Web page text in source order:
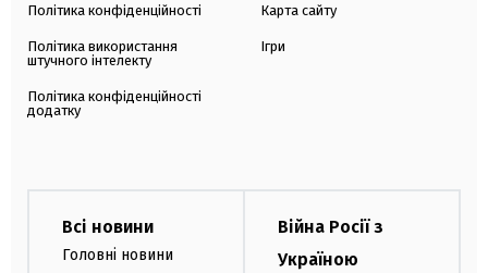
Політика конфіденційності
Політика використання
штучного інтелекту
Політика конфіденційності
додатку
Карта сайту
Ігри
Всі новини
Головні новини
Війна Росії з
Україною